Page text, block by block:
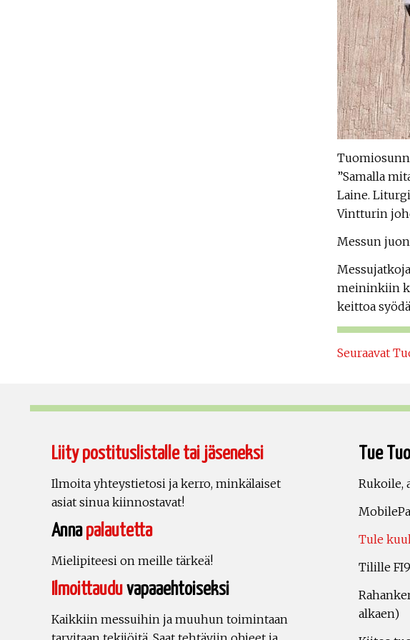
”Samalla
Laine.
Vintturin
Messun
meininkiin
keittoa
Seuraavat
Liity postituslistalle tai jäseneksi
Ilmoita yhteystietosi ja kerro, minkälaiset
asiat sinua kiinnostavat!
Annapalautetta
Mielipiteesi on meille tärkeä!
Ilmoittauduvapaaehtoiseksi
Kaikkiin messuihin ja muuhun toimintaan
Tue
Rukoile,
Tule
Tilille
alkaen)